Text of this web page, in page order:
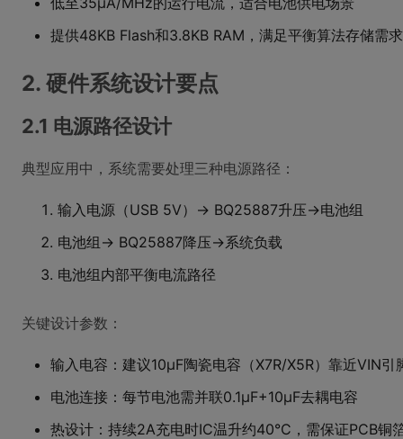
提供48KB Flash和3.8KB RAM，满足平衡算法存储需求
2. 硬件系统设计要点
2.1 电源路径设计
典型应用中，系统需要处理三种电源路径：
输入电源（USB 5V）→ BQ25887升压→电池组
电池组→ BQ25887降压→系统负载
电池组内部平衡电流路径
关键设计参数：
输入电容：建议10μF陶瓷电容（X7R/X5R）靠近VIN引
电池连接：每节电池需并联0.1μF+10μF去耦电容
热设计：持续2A充电时IC温升约40°C，需保证PCB铜